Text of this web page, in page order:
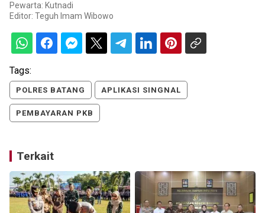
Pewarta: Kutnadi
Editor: Teguh Imam Wibowo
Tags:
POLRES BATANG APLIKASI SINGNAL
PEMBAYARAN PKB
Terkait